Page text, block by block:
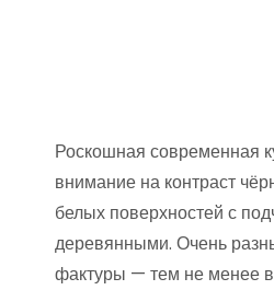
Роскошная современная
внимание на контраст
белых поверхностей с
деревянными. Очень
фактуры — тем не менее